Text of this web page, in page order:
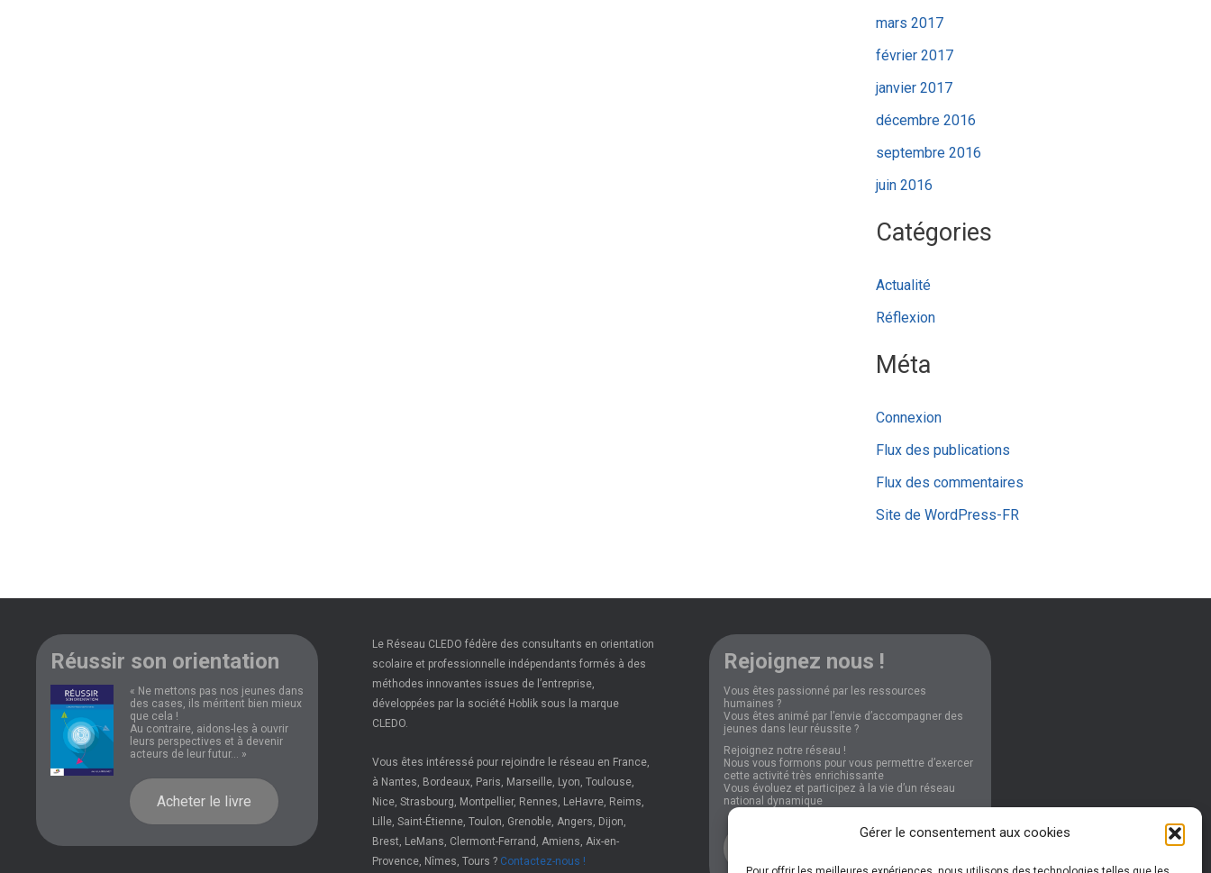
Gérer le consentement aux cookies
mars 2017
février 2017
janvier 2017
décembre 2016
septembre 2016
juin 2016
Catégories
Actualité
Réflexion
Méta
Connexion
Flux des publications
Flux des commentaires
Site de WordPress-FR
Réussir son orientation
« Ne mettons pas nos jeunes dans
des cases, ils méritent bien mieux
que cela !
Au contraire, aidons-les à ouvrir
leurs perspectives et à devenir
acteurs de leur futur... »
Acheter le livre
Le Réseau CLEDO fédère des consultants en orientation
scolaire et professionnelle indépendants formés à des
méthodes innovantes issues de l’entreprise,
développées par la société Hoblik sous la marque
CLEDO.
Vous êtes intéressé pour rejoindre le réseau en France,
à Nantes, Bordeaux, Paris, Marseille, Lyon, Toulouse,
Nice, Strasbourg, Montpellier, Rennes, LeHavre, Reims,
Lille, Saint-Étienne, Toulon, Grenoble, Angers, Dijon,
Brest, LeMans, Clermont-Ferrand, Amiens, Aix-en-
Provence, Nîmes, Tours ? Contactez-nous !
Rejoignez nous !
Vous êtes passionné par les ressources
humaines ?
Vous êtes animé par l’envie d’accompagner des
jeunes dans leur réussite ?
Rejoignez notre réseau !
Nous vous formons pour vous permettre d’exercer
cette activité très enrichissante
Vous évoluez et participez à la vie d’un réseau
national dynamique